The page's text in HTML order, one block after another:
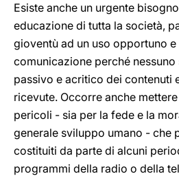
Esiste anche un urgente
educazione di tutta la società,
gioventù ad un uso opportuno
comunicazione perché nessuno
passivo e acritico dei contenuti
ricevute. Occorre anche
pericoli - sia per la fede e la
generale sviluppo umano - che
costituiti da parte di alcuni
programmi della radio o della